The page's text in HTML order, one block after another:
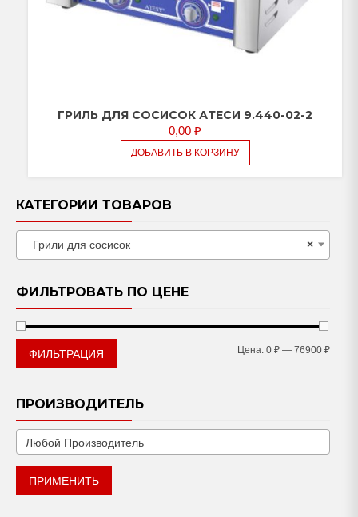
ГРИЛЬ ДЛЯ СОСИСОК АТЕСИ 9.440-02-2
0,00 ₽
ДОБАВИТЬ В КОРЗИНУ
КАТЕГОРИИ ТОВАРОВ
×
Грили для сосисок
ФИЛЬТРОВАТЬ ПО ЦЕНЕ
ФИЛЬТРАЦИЯ Цена: 0 ₽ — 76900 ₽
ПРОИЗВОДИТЕЛЬ
ПРИМЕНИТЬ